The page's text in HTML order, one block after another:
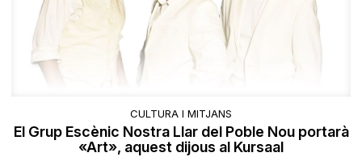
CULTURA I MITJANS
El Grup Escènic Nostra Llar del Poble Nou portarà
«Art», aquest dijous al Kursaal